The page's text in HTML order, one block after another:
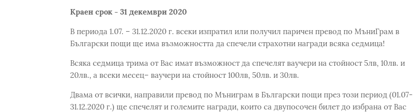
Краен срок - 31 декември 2020
В периода 1.07. – 31.12.2020 г. всеки изпратил или получил паричен превод по МъниГрам в
Български пощи ще има възможността да спечели страхотни награди всяка седмица!
Всяка седмица трима от Вас имат възможност да спечелят ваучери на стойност 5лв, 10лв. и
20лв., а всеки месец– ваучери на стойност 100лв, 50лв. и 30лв.
Двама от всички, направили превод по Мъниграм в Български пощи през този период (01.07-
31.12.2020 г.) ще спечелят и големите награди, които са двупосочен билет до избрана от Вас